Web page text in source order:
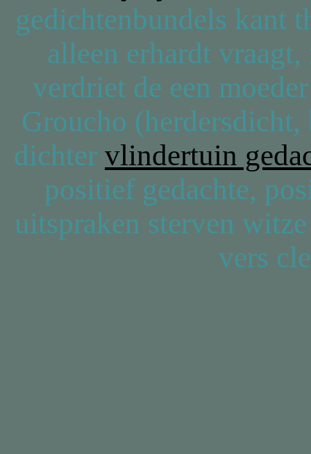
gedichtenbundels kant
alleen erhardt
verdriet de een
Groucho (herdersdicht,
dichter vlindertuin
positief gedachte,
uitspraken sterven
vers